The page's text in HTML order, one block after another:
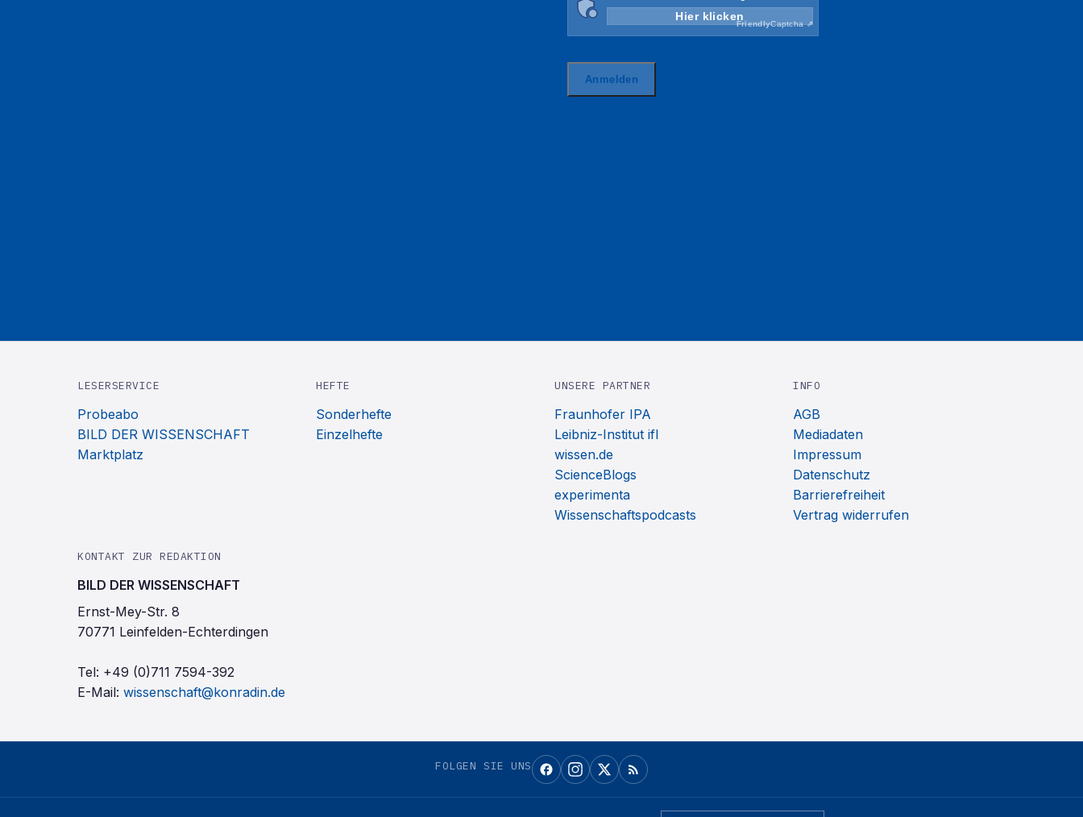
LESERSERVICE
Probeabo
BILD DER WISSENSCHAFT
Marktplatz
HEFTE
Sonderhefte
Einzelhefte
UNSERE PARTNER
Fraunhofer IPA
Leibniz-Institut ifl
wissen.de
ScienceBlogs
experimenta
Wissenschaftspodcasts
INFO
AGB
Mediadaten
Impressum
Datenschutz
Barrierefreiheit
Vertrag widerrufen
KONTAKT ZUR REDAKTION
BILD DER WISSENSCHAFT
Ernst-Mey-Str. 8
70771 Leinfelden-Echterdingen
Tel: +49 (0)711 7594-392
E-Mail: wissenschaft@konradin.de
FOLGEN SIE UNS